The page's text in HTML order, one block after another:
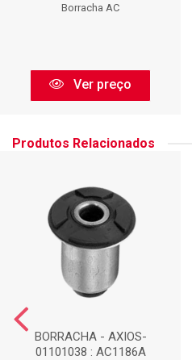
Borracha AC
Ver preço
Produtos Relacionados
BORRACHA - AXIOS-
01101038 : AC1186A